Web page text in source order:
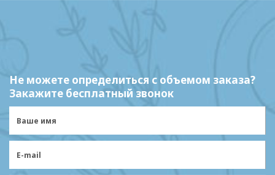
Не можете определиться с объемом заказа?
Закажите бесплатный звонок